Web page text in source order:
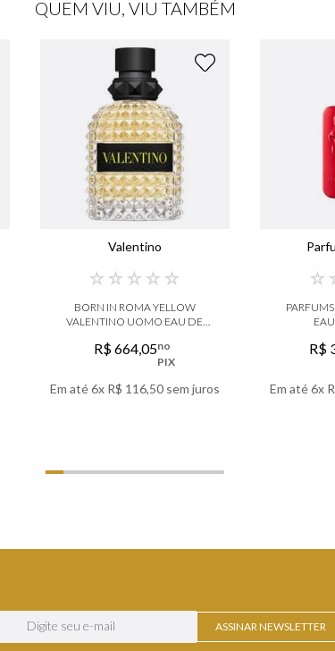
QUEM VIU, VIU TAMBÉM
Valentino
☆ ☆ ☆ ☆ ☆
BORN IN ROMA YELLOW
VALENTINO UOMO EAU DE
R$664,05no
PIX
Em até6x R$ 116,50sem juros
☆
R$
Em até6x
ASSINAR NEWSLETTER